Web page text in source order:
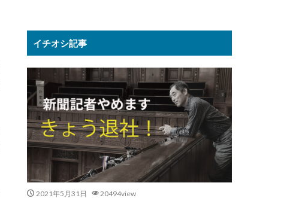
イチオシ記事
2021年5月31日 20494view